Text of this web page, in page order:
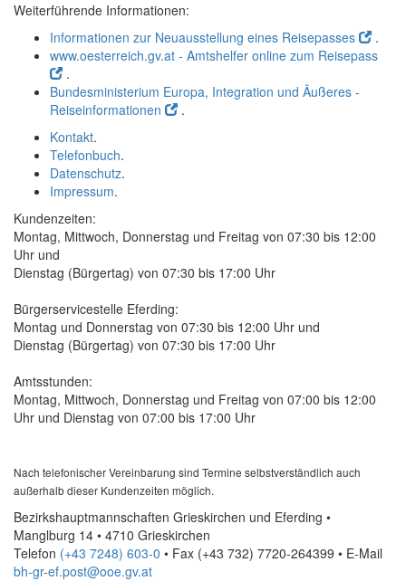
Weiterführende Informationen:
Informationen zur Neuausstellung eines Reisepasses
.
www.oesterreich.gv.at - Amtshelfer online zum Reisepass
.
Bundesministerium Europa, Integration und Äußeres -
Reiseinformationen
.
Kontakt.
Telefonbuch.
Datenschutz.
Impressum.
Kundenzeiten:
Montag, Mittwoch, Donnerstag und Freitag von 07:30 bis 12:00
Uhr und
Dienstag (Bürgertag) von 07:30 bis 17:00 Uhr
Bürgerservicestelle Eferding:
Montag und Donnerstag von 07:30 bis 12:00 Uhr und
Dienstag (Bürgertag) von 07:30 bis 17:00 Uhr
Amtsstunden:
Montag, Mittwoch, Donnerstag und Freitag von 07:00 bis 12:00
Uhr und Dienstag von 07:00 bis 17:00 Uhr
Nach telefonischer Vereinbarung sind Termine selbstverständlich auch
außerhalb dieser Kundenzeiten möglich.
Bezirkshauptmannschaften Grieskirchen und Eferding •
Manglburg 14 • 4710 Grieskirchen
Telefon (+43 7248) 603-0 • Fax (+43 732) 7720-264399 • E-Mail
bh-gr-ef.post@ooe.gv.at